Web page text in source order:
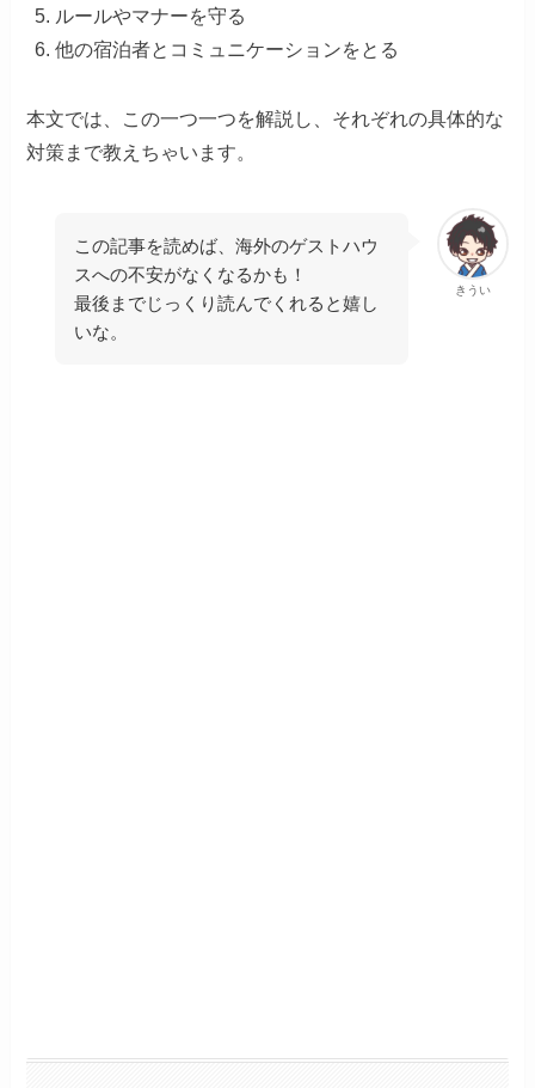
ルールやマナーを守る
他の宿泊者とコミュニケーションをとる
本文では、この一つ一つを解説し、それぞれの具体的な
対策まで教えちゃいます。
きうい
この記事を読めば、海外のゲストハウ
スへの不安がなくなるかも！
最後までじっくり読んでくれると嬉し
いな。